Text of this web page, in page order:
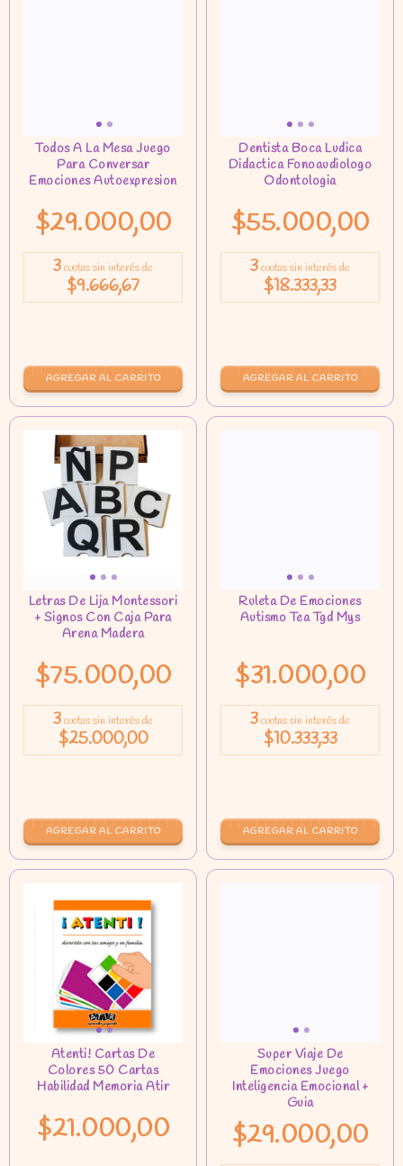
$29.000,00
3cuotas sin interés de
$9.666,67
$55.000,00
3cuotas sin interés de
$18.333,33
$75.000,00
3cuotas sin interés de
$25.000,00
$31.000,00
3cuotas sin interés de
$10.333,33
$21.000,00 $29.000,00